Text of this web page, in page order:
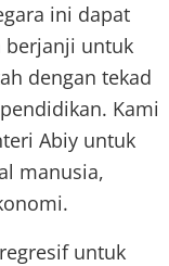
ini dapat
berjanji untuk
dengan tekad
Kami
Abiy untuk
manusia,
untuk